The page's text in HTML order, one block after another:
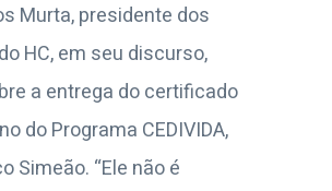
Murta, presidente dos
HC, em seu discurso,
a entrega do certificado
do Programa CEDIVIDA,
Simeão. “Ele não é